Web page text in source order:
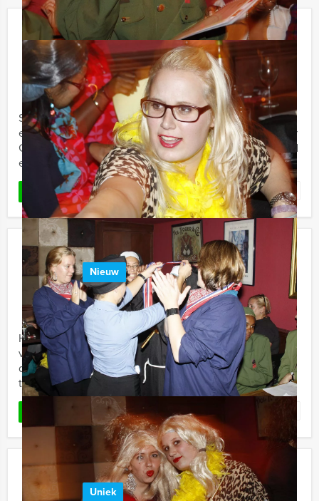
Flikken Diner Helmond
Vanaf€ 62,50 p.p. excl. BTW
Vanaf 12 personen ‐ 4 uur en 30 minuten
Stap in de wereld van de Dienst Landelijke Recherche
en beleef het spannendste groepsuitje van Holland Tour
Guides. Dit groepsuitje is in diverse steden in Nederland
en ...
LEES MEER Favoriet
Sherlock Holmes Tablet Game Ede
Nieuw
Vanaf€ 27,50 p.p. excl. BTW
Vanaf 12 personen ‐ 2 uur en 30 minuten
Holland Tour Guides komt nu met een spectaculaire
virtuele game in het centrum van Ede. De politie heeft
dringend jullie hulp nodig om een lastige moordzaak op
te lossen. ...
Favoriet
Speurtocht Gouda
Uniek